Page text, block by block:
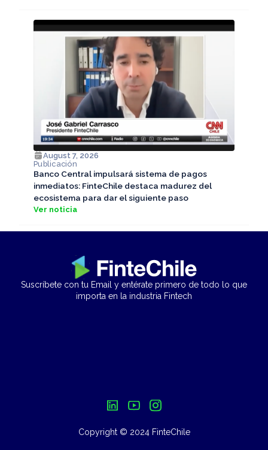
August 7, 2026
Publicación
Banco Central impulsará sistema de pagos
inmediatos: FinteChile destaca madurez del
ecosistema para dar el siguiente paso
Ver noticia
Suscríbete con tu Email y entérate primero de todo lo que
importa en la industria Fintech
Copyright © 2024 FinteChile